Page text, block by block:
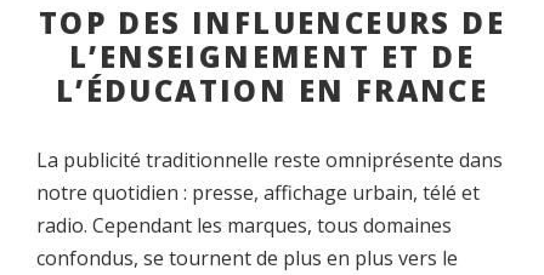
TOP DES INFLUENCEURS DE
L’ENSEIGNEMENT ET DE
L’ÉDUCATION EN FRANCE
La publicité traditionnelle reste omniprésente dans
notre quotidien : presse, affichage urbain, télé et
radio. Cependant les marques, tous domaines
confondus, se tournent de plus en plus vers le